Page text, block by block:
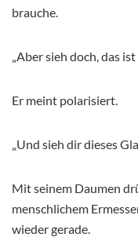
brauche.
„Aber sieh doch, das
Er meint polarisiert.
„Und sieh dir dieses
Mit seinem Daumen
menschlichem
wieder gerade.